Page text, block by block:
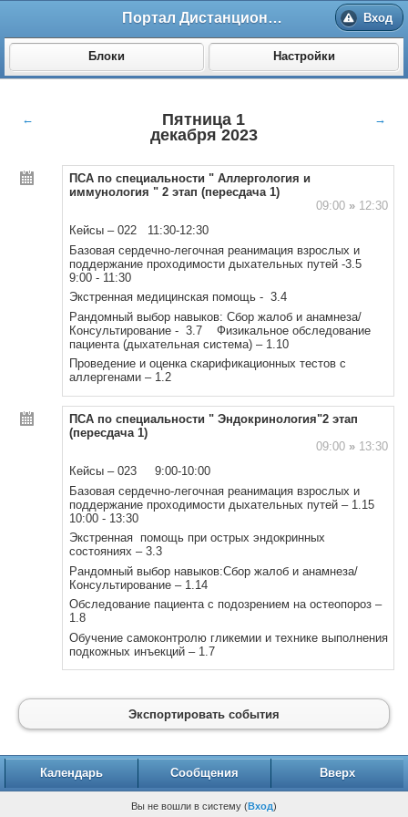
Портал Дистанционного обучения ВолгГМУ Вход
Блоки Настройки
←
Пятница 1
декабря 2023
→
ПСА по специальности " Аллергология и
иммунология " 2 этап (пересдача 1)
09:00 »12:30
Кейсы – 022 11:30-12:30
Базовая сердечно-легочная реанимация взрослых и
поддержание проходимости дыхательных путей -3.5
9:00 - 11:30
Экстренная медицинская помощь - 3.4
Рандомный выбор навыков: Сбор жалоб и анамнеза/
Консультирование - 3.7 Физикальное обследование
пациента (дыхательная система) – 1.10
Проведение и оценка скарификационных тестов с
аллергенами – 1.2
ПСА по специальности " Эндокринология"2 этап
(пересдача 1)
09:00 »13:30
Кейсы – 023 9:00-10:00
Базовая сердечно-легочная реанимация взрослых и
поддержание проходимости дыхательных путей – 1.15
10:00 - 13:30
Экстренная помощь при острых эндокринных
состояниях – 3.3
Рандомный выбор навыков:Сбор жалоб и анамнеза/
Консультирование – 1.14
Обследование пациента с подозрением на остеопороз –
1.8
Обучение самоконтролю гликемии и технике выполнения
подкожных инъекций – 1.7
Экспортировать события
Календарь Сообщения Вверх
Вы не вошли в систему (Вход)